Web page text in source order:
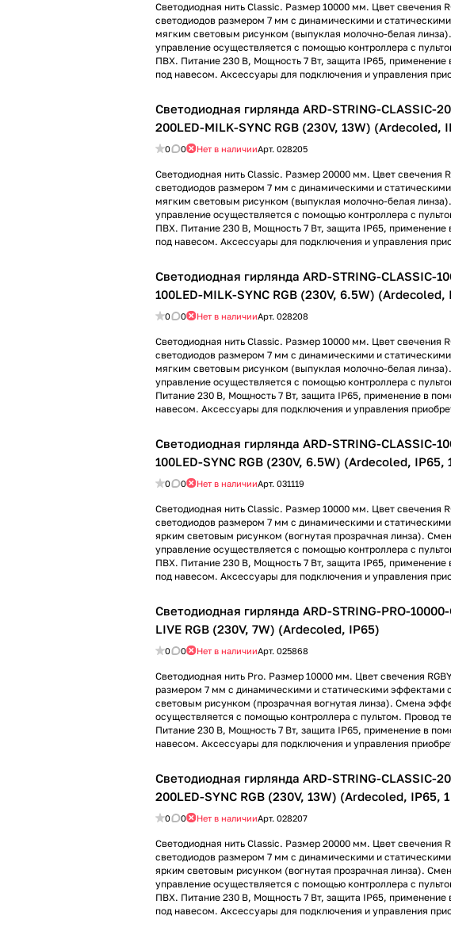
Светодиодная нить Classic. Размер 10000 мм. Цвет свечения
светодиодов размером 7 мм с динамическими и
мягким световым рисунком (выпуклая молочно-белая
управление осуществляется с помощью контроллера с
ПВХ. Питание 230 В, Мощность 7 Вт, защита IP65, применение
под навесом. Аксессуары для подключения и управления
Светодиодная гирлянда ARD-STRING-CLASSIC-
200LED-MILK-SYNC RGB (230V, 13W) (Ardecoled,
0 0 Нет в наличииАрт. 028205
Светодиодная нить Classic. Размер 20000 мм. Цвет свечения
светодиодов размером 7 мм с динамическими и
мягким световым рисунком (выпуклая молочно-белая
управление осуществляется с помощью контроллера с
ПВХ. Питание 230 В, Мощность 7 Вт, защита IP65, применение
под навесом. Аксессуары для подключения и управления
Светодиодная гирлянда ARD-STRING-CLASSIC-
100LED-MILK-SYNC RGB (230V, 6.5W) (Ardecoled,
0 0 Нет в наличииАрт. 028208
Светодиодная нить Classic. Размер 10000 мм. Цвет свечения
светодиодов размером 7 мм с динамическими и
мягким световым рисунком (выпуклая молочно-белая
управление осуществляется с помощью контроллера с
Питание 230 В, Мощность 7 Вт, защита IP65, применение в
навесом. Аксессуары для подключения и управления
Светодиодная гирлянда ARD-STRING-CLASSIC-
100LED-SYNC RGB (230V, 6.5W) (Ardecoled, IP65,
0 0 Нет в наличииАрт. 031119
Светодиодная нить Classic. Размер 10000 мм. Цвет свечения
светодиодов размером 7 мм с динамическими и
ярким световым рисунком (вогнутая прозрачная линза).
управление осуществляется с помощью контроллера с
ПВХ. Питание 230 В, Мощность 7 Вт, защита IP65, применение
под навесом. Аксессуары для подключения и управления
Светодиодная гирлянда ARD-STRING-PRO-10000-
LIVE RGB (230V, 7W) (Ardecoled, IP65)
0 0 Нет в наличииАрт. 025868
Светодиодная нить Pro. Размер 10000 мм. Цвет свечения
размером 7 мм с динамическими и статическими эффектами
световым рисунком (прозрачная вогнутая линза). Смена
осуществляется с помощью контроллера с пультом. Провод
Питание 230 В, Мощность 7 Вт, защита IP65, применение в
навесом. Аксессуары для подключения и управления
Светодиодная гирлянда ARD-STRING-CLASSIC-
200LED-SYNC RGB (230V, 13W) (Ardecoled, IP65,
0 0 Нет в наличииАрт. 028207
Светодиодная нить Classic. Размер 20000 мм. Цвет свечения
светодиодов размером 7 мм с динамическими и
ярким световым рисунком (вогнутая прозрачная линза).
управление осуществляется с помощью контроллера с
ПВХ. Питание 230 В, Мощность 7 Вт, защита IP65, применение
под навесом. Аксессуары для подключения и управления